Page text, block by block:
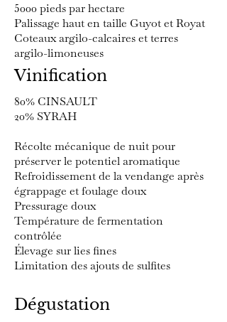
5000 pieds par hectare
Palissage haut en taille Guyot et Royat
Coteaux argilo-calcaires et terres
argilo-limoneuses
Vinification
80% CINSAULT
20% SYRAH
Récolte mécanique de nuit pour
préserver le potentiel aromatique
Refroidissement de la vendange après
égrappage et foulage doux
Pressurage doux
Température de fermentation
contrôlée
Élevage sur lies fines
Limitation des ajouts de sulfites
Dégustation